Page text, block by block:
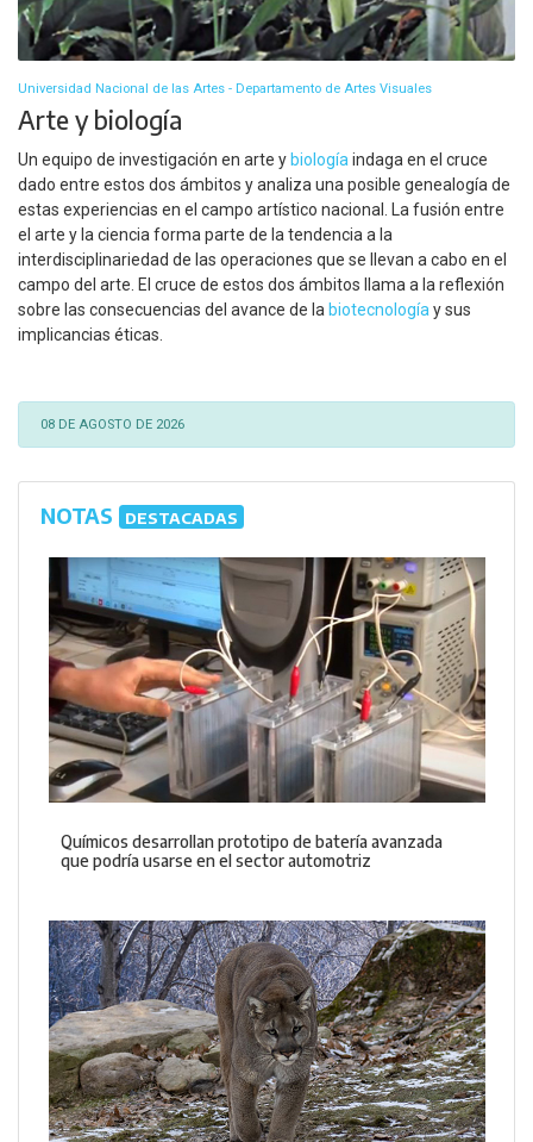
Universidad Nacional de las Artes - Departamento de Artes Visuales
Arte y biología
Un equipo de investigación en arte ybiología indaga en el cruce
dado entre estos dos ámbitos y analiza una posible genealogía de
estas experiencias en el campo artístico nacional. La fusión entre
el arte y la ciencia forma parte de la tendencia a la
interdisciplinariedad de las operaciones que se llevan a cabo en el
campo del arte. El cruce de estos dos ámbitos llama a la reflexión
sobre las consecuencias del avance de la biotecnología y sus
implicancias éticas.
08 DE AGOSTO DE 2026
NOTAS DESTACADAS
Químicos desarrollan prototipo de batería avanzada
que podría usarse en el sector automotriz